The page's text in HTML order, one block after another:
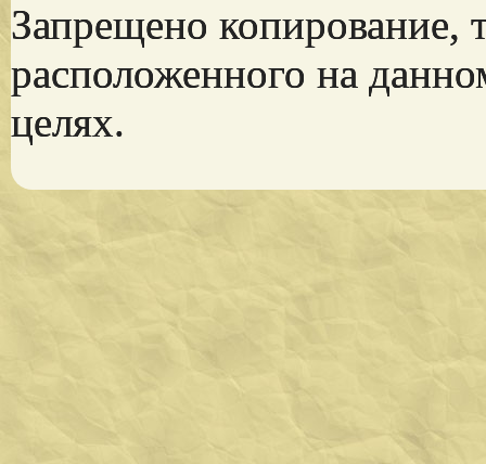
Запрещено копирование,
расположенного на
целях.